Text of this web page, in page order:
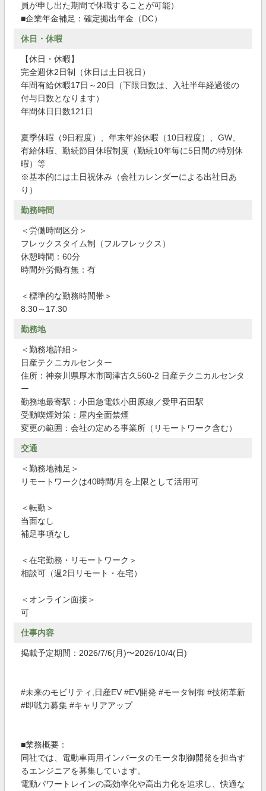
員が申し出た期間で休職することが可能）
■企業年金補足：確定拠出年金（DC）
休日・休暇
【休日・休暇】
完全週休2日制（休日は土日祝日）
年間有給休暇17日～20日（下限日数は、入社半年経過後の
付与日数となります）
年間休日日数121日
夏季休暇（9日程度）、年末年始休暇（10日程度）、GW、
有給休暇、勤続節目休暇制度（勤続10年毎に5日間の特別休
暇）等
※基本的には土日祝休み（会社カレンダーによる出社日あ
り）
勤務時間
＜労働時間区分＞
フレックスタイム制（フルフレックス）
休憩時間：60分
時間外労働有無：有
＜標準的な勤務時間帯＞
8:30～17:30
勤務地
＜勤務地詳細＞
日産テクニカルセンター
住所：神奈川県厚木市岡津古久560-2 日産テクニカルセンタ
ー
勤務地最寄駅：小田急電鉄小田原線／愛甲石田駅
受動喫煙対策：屋内全面禁煙
変更の範囲：会社の定める事業所（リモートワーク含む）
交通
＜勤務地補足＞
リモートワークは40時間/月を上限として活用可
＜転勤＞
当面なし
補足事項なし
＜在宅勤務・リモートワーク＞
相談可（週2日リモート・在宅）
＜オンライン面接＞
可
仕事内容
掲載予定期間：2026/7/6(月)〜2026/10/4(日)
#未来のモビリティ,日産EV #EV開発 #モータ制御 #技術革新
#即戦力募集 #キャリアアップ
■業務概要：
同社では、電動車両用インバータのモータ制御開発を担当す
るエンジニアを募集しています。
電動パワートレインの高効率化や高出力化を追求し、快適な